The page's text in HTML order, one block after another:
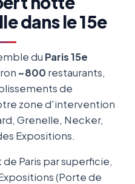
dans le 15e
du Paris 15e
~800 restaurants,
de
zone d'intervention
Grenelle, Necker,
Expositions.
Paris par superficie,
(Porte de